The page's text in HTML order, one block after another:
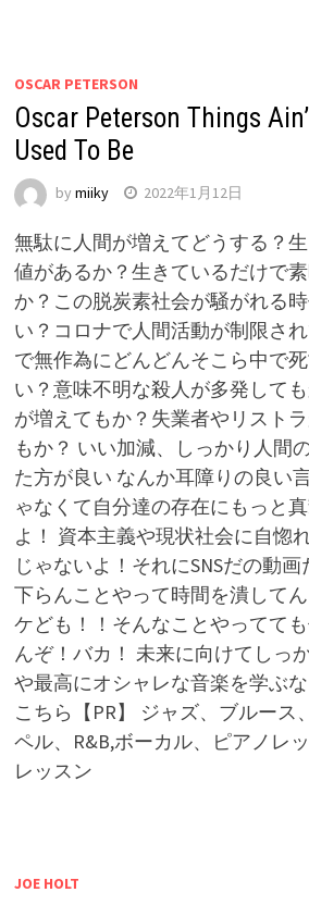
OSCAR PETERSON
Oscar Peterson Things
Used To Be
by miiky 2022年1月12日
無駄に人間が増えてどうする？
値があるか？生きているだけで
か？この脱炭素社会が騒がれる
い？コロナで人間活動が制限さ
で無作為にどんどんそこら中で
い？意味不明な殺人が多発して
が増えてもか？失業者やリスト
もか？ いい加減、しっかり人間
た方が良い なんか耳障りの良い
ゃなくて自分達の存在にもっと
よ！ 資本主義や現状社会に自惚
じゃないよ！それにSNSだの動
下らんことやって時間を潰して
ケども！！そんなことやってて
んぞ！バカ！ 未来に向けてしっ
や最高にオシャレな音楽を学ぶ
こちら【PR】 ジャズ、ブルース
ペル、R&B,ボーカル、ピアノレ
レッスン
JOE HOLT